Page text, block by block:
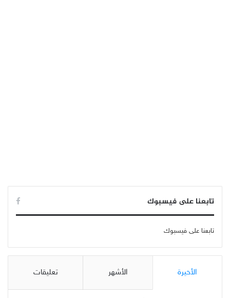
تابعنا على فيسبوك
تابعنا على فيسبوك
الأخيرة الأشهر تعليقات